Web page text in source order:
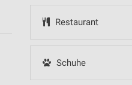
Restaurant
Schuhe